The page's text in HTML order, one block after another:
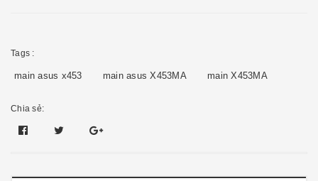
Tags :
main asus x453 main asus X453MA main X453MA
Chia sẻ: